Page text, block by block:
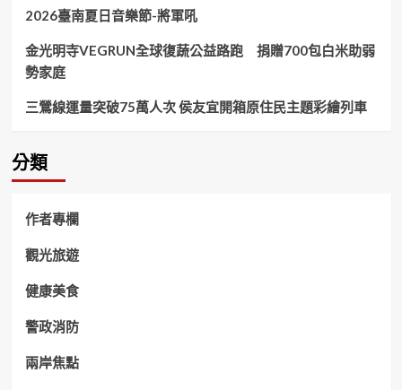
員
顧
問
會
2026臺南夏日音樂節-將軍吼
金光明寺VEGRUN全球復蔬公益路跑 捐贈700包白米助弱
勢家庭
三鶯線運量突破75萬人次 侯友宜開箱原住民主題彩繪列車
分類
作者專欄
觀光旅遊
健康美食
警政消防
兩岸焦點